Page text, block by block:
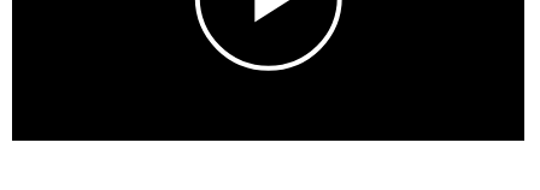
REPORTAJES
Play